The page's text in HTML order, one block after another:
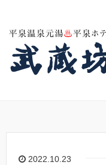
2022.10.23